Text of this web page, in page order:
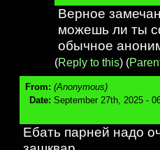
Верное
можешь ли ты
обычное
(Reply to this) (
From: (Anonymous)
Date: September 27th, 2025 -
Ебать парней надо